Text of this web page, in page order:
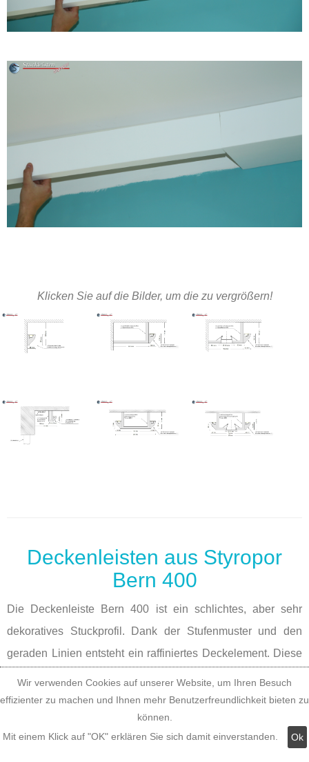
Klicken Sie auf die Bilder, um die zu vergrößern!
Deckenleisten aus Styropor
Bern 400
Die Deckenleiste Bern 400 ist ein schlichtes, aber sehr
dekoratives Stuckprofil. Dank der Stufenmuster und den
geraden Linien entsteht ein raffiniertes Deckelement. Diese
Wir verwenden Cookies auf unserer Website, um Ihren Besuch
effizienter zu machen und Ihnen mehr Benutzerfreundlichkeit bieten zu
können.
Mit einem Klick auf "OK" erklären Sie sich damit einverstanden.
Ok